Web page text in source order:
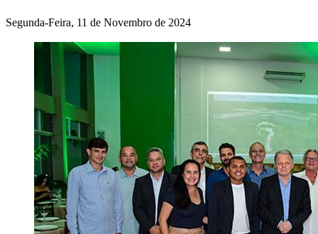
Segunda-Feira, 11 de Novembro de 2024